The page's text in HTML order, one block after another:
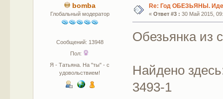
bomba
Глобальный модератор
Сообщений: 13948
Пол:
Я - Татьяна. На "ты" - с
удовольствием!
Re: Год ОБЕЗЬЯНЫ.
« Ответ #3 : 30 Май 2015,
Обезьянка из
Найдено
3493-1